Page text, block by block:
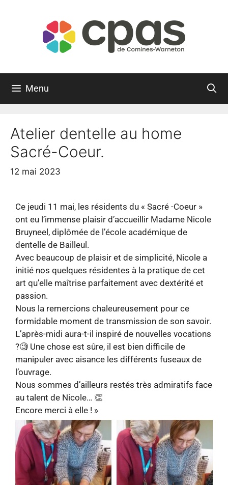
Menu
Atelier dentelle au home
Sacré-Coeur.
12 mai 2023
Ce jeudi 11 mai, les résidents du « Sacré -Coeur »
ont eu l’immense plaisir d’accueillir Madame Nicole
Bruyneel, diplômée de l’école académique de
dentelle de Bailleul.
Avec beaucoup de plaisir et de simplicité, Nicole a
initié nos quelques résidentes à la pratique de cet
art qu’elle maîtrise parfaitement avec dextérité et
passion.
Nous la remercions chaleureusement pour ce
formidable moment de transmission de son savoir.
L’après-midi aura-t-il inspiré de nouvelles vocations
?🧐 Une chose est sûre, il est bien difficile de
manipuler avec aisance les différents fuseaux de
l’ouvrage.
Nous sommes d’ailleurs restés très admiratifs face
au talent de Nicole… 👏
Encore merci à elle ! »